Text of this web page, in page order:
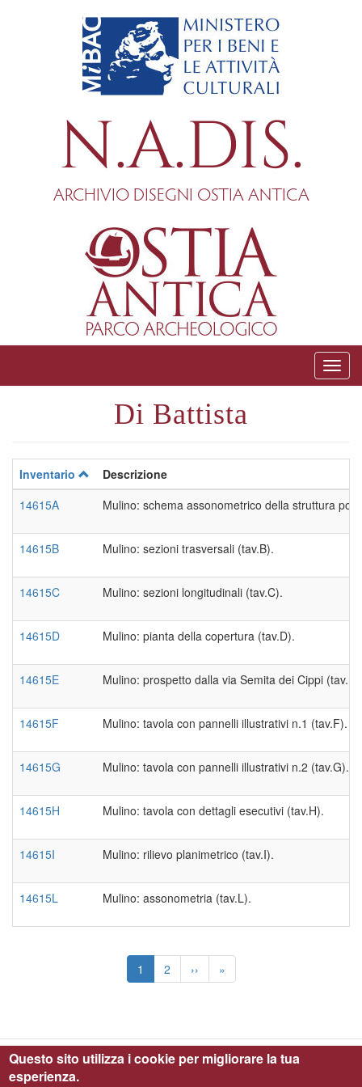
N.A.DIS.
ARCHIVIO DISEGNI OSTIA ANTICA
Di Battista
Inventario
Descrizione
14615A
Mulino: schema assonometrico della struttura
14615B Mulino: sezioni trasversali (tav.B).
14615C Mulino: sezioni longitudinali (tav.C).
14615D Mulino: pianta della copertura (tav.D).
14615E Mulino: prospetto dalla via Semita dei Cippi (tav.E).
14615F Mulino: tavola con pannelli illustrativi n.1 (tav.F).
14615G Mulino: tavola con pannelli illustrativi n.2 (tav.G).
14615H Mulino: tavola con dettagli esecutivi (tav.H).
14615I Mulino: rilievo planimetrico (tav.I).
14615L Mulino: assonometria (tav.L).
Pagina
attuale
1 Page
2
Pagina
successiva
››
Ultima
pagina
»
Parco Archeologico di Ostia Antica © 2019 - All Right Reserved - C.F.
Questo sito utilizza i cookie per migliorare la tua
esperienza.